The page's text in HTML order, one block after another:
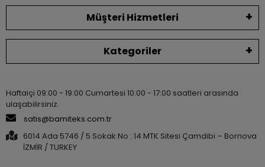
Müşteri Hizmetleri
Kategoriler
Haftaiçi 09:00 - 19:00 Cumartesi 10:00 - 17:00 saatleri arasında
ulaşabilirsiniz.
satis@bamiteks.com.tr
6014 Ada 5746 / 5 Sokak No : 14 MTK Sitesi Çamdibi – Bornova
İZMİR / TURKEY